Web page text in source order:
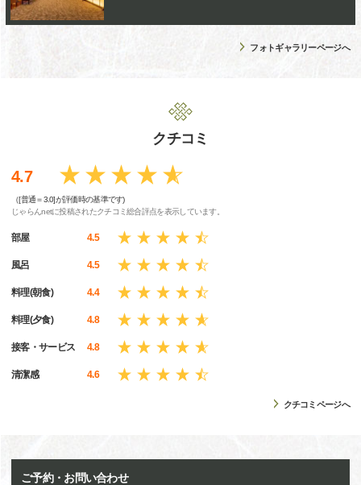
フォトギャラリーページへ
クチコミ
4.7
（[普通＝3.0]が評価時の基準です)
じゃらんnetに投稿されたクチコミ総合評点を表示しています。
部屋 4.5
風呂 4.5
料理(朝食) 4.4
料理(夕食) 4.8
接客・サービス 4.8
清潔感 4.6
クチコミページへ
ご予約・お問い合わせ